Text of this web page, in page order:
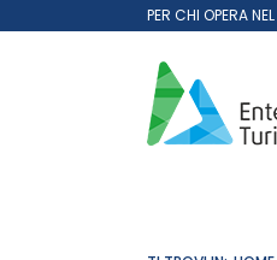
al
PER CHI OPERA